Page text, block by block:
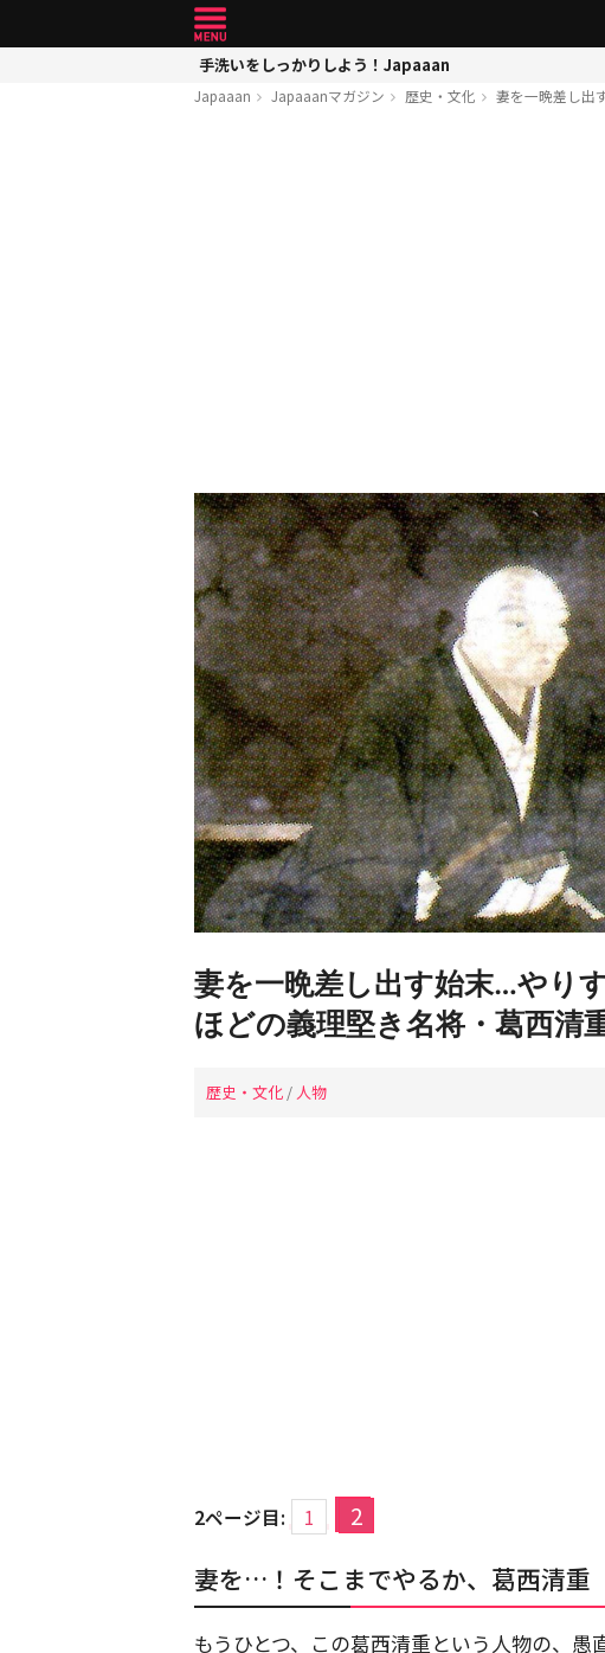
手洗いをしっかりしよう！Japaaan
Japaaan Japaaanマガジン 歴史・文化 妻を一晩差し出
妻を一晩差し出す始末…やり
ほどの義理堅き名将・葛西清
歴史・文化 / 人物
2ページ目: 1 2
妻を…！そこまでやるか、葛西清重
もうひとつ、この葛西清重という人物の、